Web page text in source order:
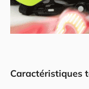
Caractéristiques